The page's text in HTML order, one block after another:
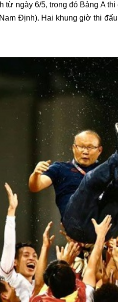
từ ngày 6/5, trong đó Bảng A
Định). Hai khung giờ thi